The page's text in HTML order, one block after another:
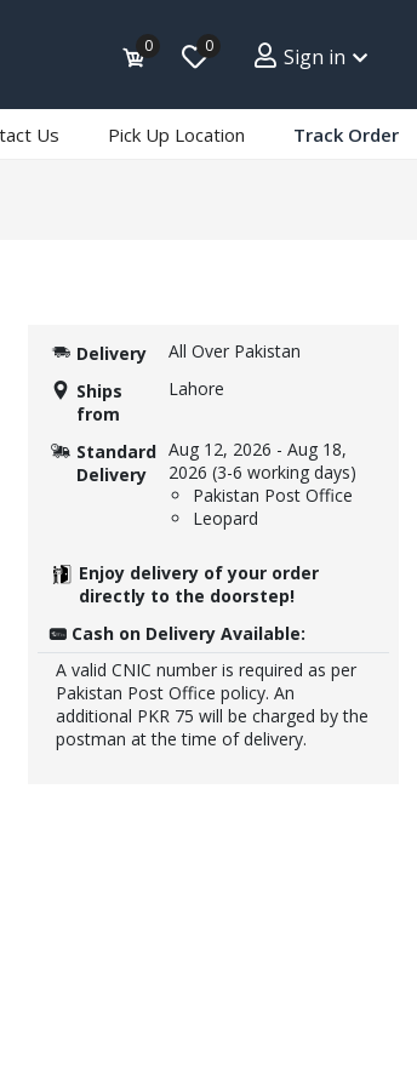
0 0 Sign in
Us Pick Up Location Track Order
Delivery
All Over Pakistan
Ships
from
Lahore
Standard
Delivery
Aug 12, 2026 - Aug 18,
2026 (3-6 working days)
Pakistan Post Office
Leopard
Enjoy delivery of your order
directly to the doorstep!
Cash on Delivery Available:
A valid CNIC number is required as per
Pakistan Post Office policy. An
additional PKR 75 will be charged by the
postman at the time of delivery.